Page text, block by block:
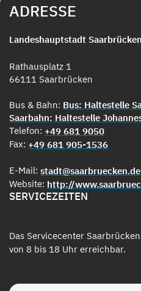
ADRESSE
Landeshauptstadt
Rathausplatz 1
66111 Saarbrücken
Bus & Bahn: Bus: Haltestelle
Saarbahn: Haltestelle
Telefon: +49 681 9050
Fax: +49 681 905-1536
E-Mail: stadt@saarbruecken.de
Website: http://
SERVICEZEITEN
Das Servicecenter
von 8 bis 18 Uhr erreichbar.